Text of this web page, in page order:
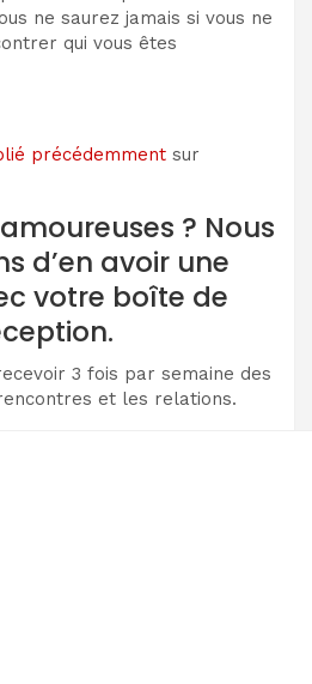
ne saurez jamais si vous ne
qui vous êtes
précédemment sur
? Nous
d’en avoir une
votre boîte de
3 fois par semaine des
et les relations.